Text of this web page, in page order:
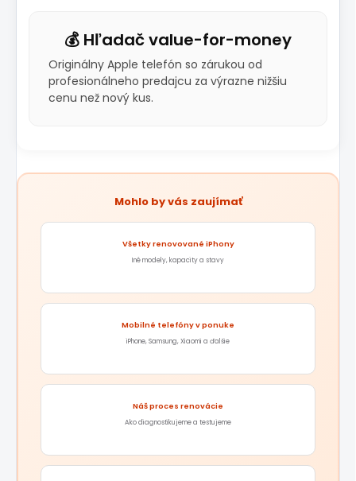
💰 Hľadač value-for-money
Originálny Apple telefón so zárukou od
profesionálneho predajcu za výrazne nižšiu
cenu než nový kus.
Mohlo by vás zaujímať
Všetky renovované iPhony
Iné modely, kapacity a stavy
Mobilné telefóny v ponuke
iPhone, Samsung, Xiaomi a ďalšie
Náš proces renovácie
Ako diagnostikujeme a testujeme